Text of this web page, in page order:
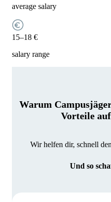
average salary
15–18 €
salary range
Warum
Vorteile
Wir helfen dir, schnell
Und so